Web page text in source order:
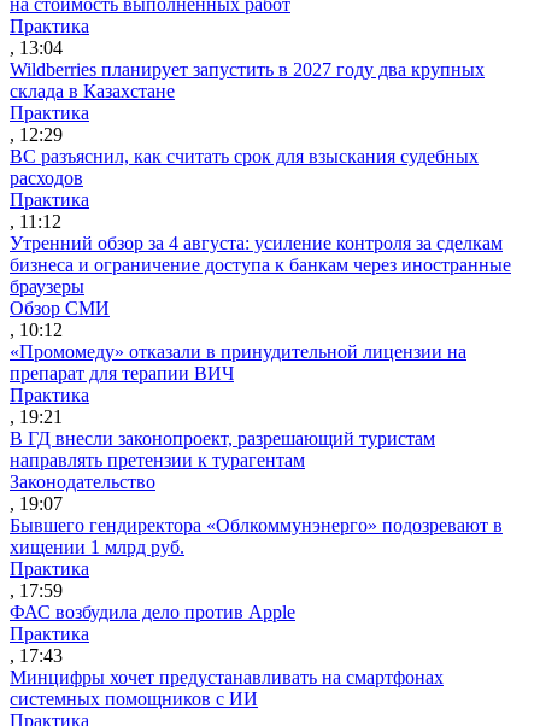
Практика
, 13:04
Wildberries планирует запустить в 2027 году два крупных
склада в Казахстане
Практика
, 12:29
ВС разъяснил, как считать срок для взыскания судебных
расходов
Практика
, 11:12
Утренний обзор за 4 августа: усиление контроля за сделкам
бизнеса и ограничение доступа к банкам через иностранные
браузеры
Обзор СМИ
, 10:12
«Промомеду» отказали в принудительной лицензии на
препарат для терапии ВИЧ
Практика
, 19:21
В ГД внесли законопроект, разрешающий туристам
направлять претензии к турагентам
Законодательство
, 19:07
Бывшего гендиректора «Облкоммунэнерго» подозревают в
хищении 1 млрд руб.
Практика
, 17:59
ФАС возбудила дело против Apple
Практика
, 17:43
Минцифры хочет предустанавливать на смартфонах
системных помощников с ИИ
Практика